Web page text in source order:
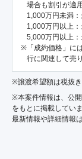
場合も割引が適
1,000万円未満：
1,000万円以上：
5,000万円以上：
「成約価格」
行に関連して売
※譲渡希望額は税抜き
※本案件情報は、公
をもとに掲載していま
最新情報や詳細情報